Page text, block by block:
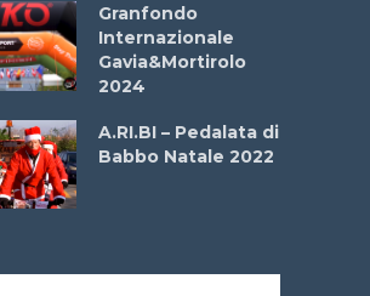
Granfondo
Internazionale
Gavia&Mortirolo
2024
A.RI.BI – Pedalata di
Babbo Natale 2022